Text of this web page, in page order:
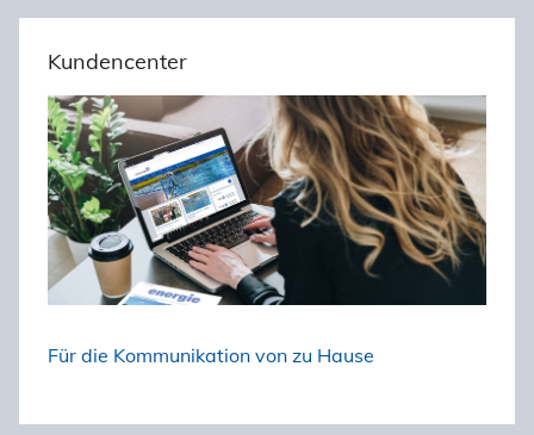
e
n
n
a
c
h
u
e
n
Kundencenter
Für die Kommunikation von zu Hause